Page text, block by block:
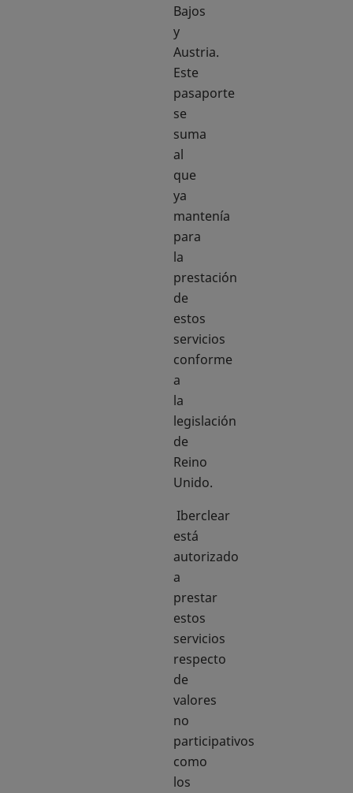
Bajos
y
Austria.
Este
pasaporte
se
suma
al
que
ya
mantenía
para
la
prestación
de
estos
servicios
conforme
a
la
legislación
de
Reino
Unido.
Iberclear
está
autorizado
a
prestar
estos
servicios
respecto
de
valores
no
participativos
como
los